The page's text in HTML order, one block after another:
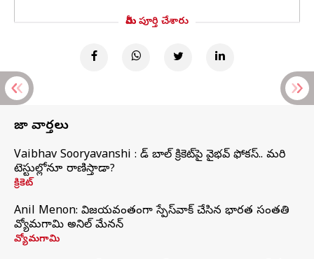
మీరు పూర్తి చేశారు
తాజా వార్తలు
Vaibhav Sooryavanshi : రెడ్ బాల్ క్రికెట్‌పై వైభవ్ ఫోకస్.. మరి
టెస్టుల్లోనూ రాణిస్తాడా?
క్రికెట్
Anil Menon: విజయవంతంగా స్పేస్‌వాక్‌ చేసిన భారత సంతతి
వ్యోమగామి అనిల్‌ మేనన్
వ్యోమగామి